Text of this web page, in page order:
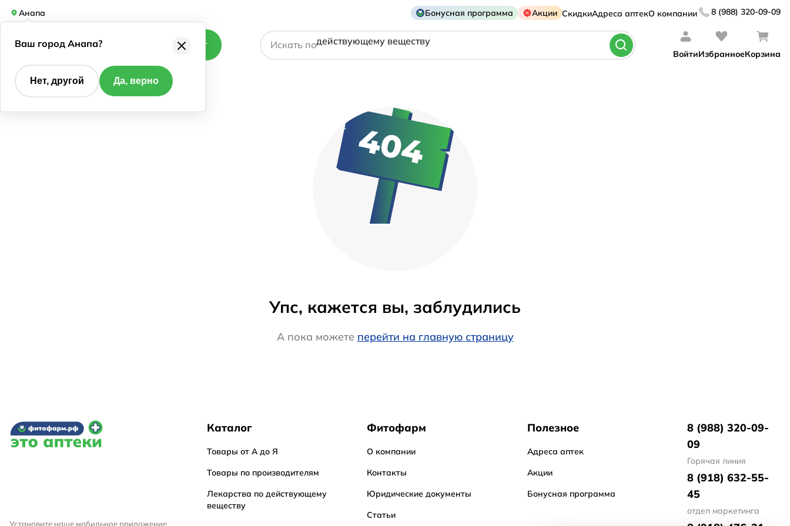
Анапа Бонусная программа Акции СкидкиАдреса аптекО компании 8 (988) 320-09-09
Каталог Искать попроизводителю
ВойтиИзбранноеКорзина
Упс, кажется вы, заблудились
А пока можете перейти на главную страницу
Установите наше мобильное приложение
Каталог
Товары от А до Я
Товары по производителям
Лекарства по действующему
веществу
Фитофарм
О компании
Контакты
Юридические документы
Статьи
Полезное
Адреса аптек
Акции
Бонусная программа
8 (988) 320-09-
09
Горячая линия
8 (918) 632-55-
45
отдел маркетинга
Ваш город Анапа?
Нет, другой Да, верно